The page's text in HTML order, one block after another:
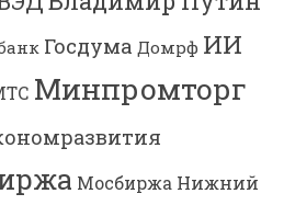
Госдума Домрф ИИ
Минпромторг
Мосбиржа Нижний